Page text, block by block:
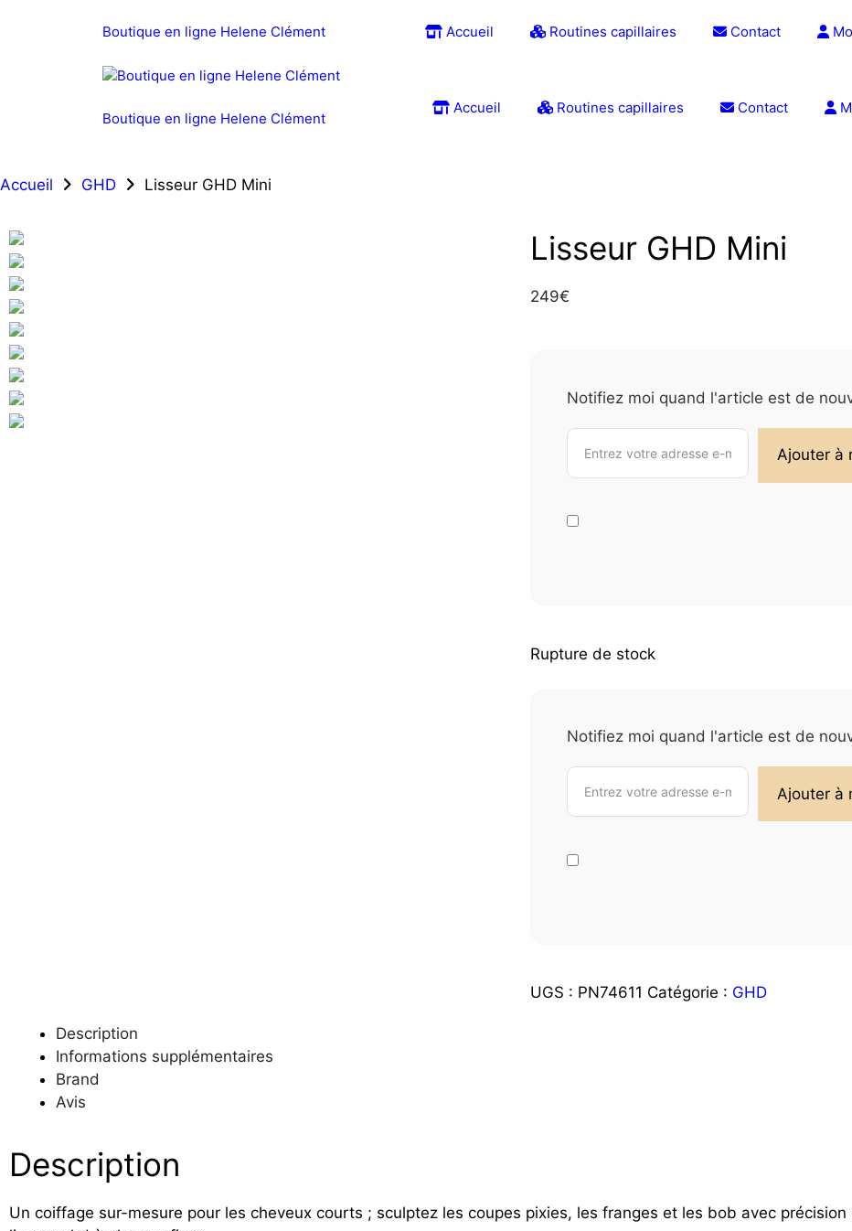
Boutique en ligne Helene Clément Accueil Routines capillaires Contact
Boutique en ligne Helene Clément
Accueil Routines capillaires Contact
Accueil GHD Lisseur GHD Mini
Lisseur GHD Mini
249€
Notifiez moi quand l'article est de
Rupture de stock
Notifiez moi quand l'article est de
UGS : PN74611 Catégorie : GHD
Description
Informations supplémentaires
Brand
Avis
Description
Un coiffage sur-mesure pour les cheveux courts ; sculptez les coupes pixies, les franges et les bob avec précision